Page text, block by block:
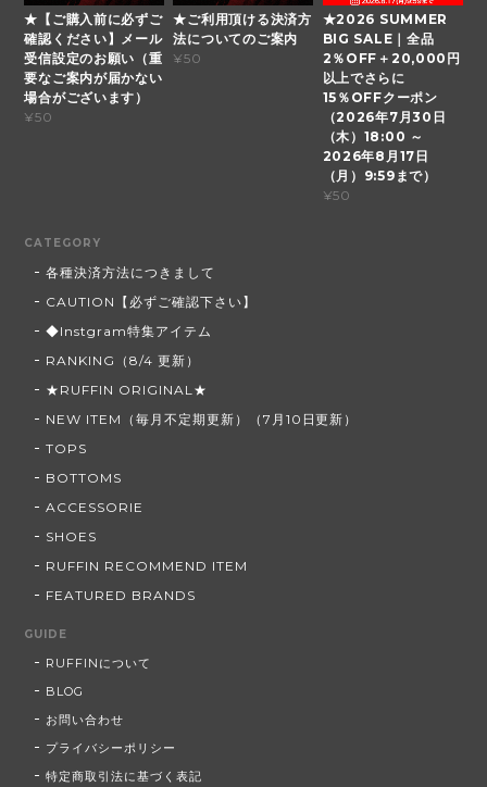
★【ご購入前に必ずご
確認ください】メール
受信設定のお願い（重
要なご案内が届かない
場合がございます）
¥50
★ご利用頂ける決済方
法についてのご案内
¥50
★2026 SUMMER
BIG SALE｜全品
2％OFF＋20,000円
以上でさらに
15％OFFクーポン
（2026年7月30日
（木）18:00 ～
2026年8月17日
（月）9:59まで）
¥50
CATEGORY
各種決済方法につきまして
CAUTION【必ずご確認下さい】
◆Instgram特集アイテム
RANKING（8/4 更新）
★RUFFIN ORIGINAL★
NEW ITEM（毎月不定期更新）（7月10日更新）
TOPS
BOTTOMS
ACCESSORIE
SHOES
RUFFIN RECOMMEND ITEM
FEATURED BRANDS
GUIDE
RUFFINについて
BLOG
お問い合わせ
プライバシーポリシー
特定商取引法に基づく表記